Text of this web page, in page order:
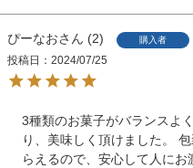
ぴーなお 2 購入者
投稿日
2024/07/25
3種類のお菓子がバランスよ
り、美味しく頂けました。
らえるので、安心して人にお